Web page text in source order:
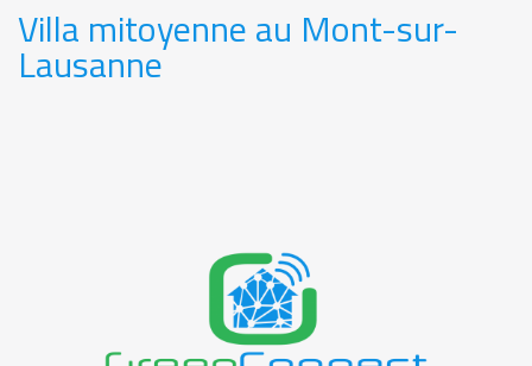
Villa mitoyenne au Mont-sur-
Lausanne